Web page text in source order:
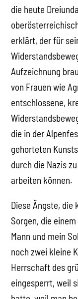
die heute
erklärt, der für
Aufzeichnung
von Frauen wie
entschlossene,
die in der
gehorteten
durch die Nazis
arbeiten können.
Diese Ängste, die
Sorgen, die
Mann und mein
noch zwei kleine
Herrschaft des
eingesperrt, weil